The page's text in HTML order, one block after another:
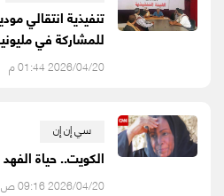
تنفيذية انتقالي
للمشاركة في مليونية 4
2026/04/20 01:44 م
سي إن إن
الكويت.. حياة
2026/04/20 09:16 ص